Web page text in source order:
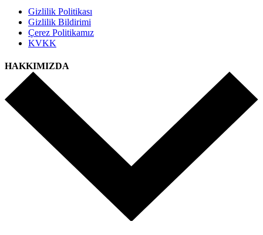
Gizlilik Politikası
Gizlilik Bildirimi
Çerez Politikamız
KVKK
HAKKIMIZDA